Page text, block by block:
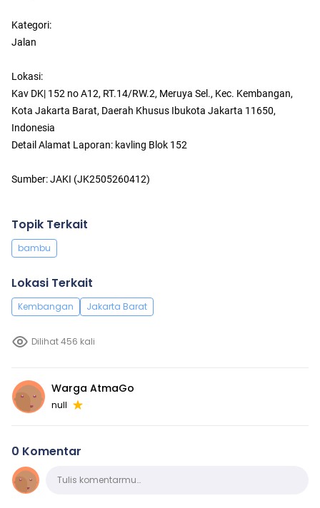
Kategori:
Jalan
Lokasi:
Kav DK| 152 no A12, RT.14/RW.2, Meruya Sel., Kec. Kembangan,
Kota Jakarta Barat, Daerah Khusus Ibukota Jakarta 11650,
Indonesia
Detail Alamat Laporan: kavling Blok 152
Sumber: JAKI (JK2505260412)
Topik Terkait
bambu
Lokasi Terkait
Kembangan Jakarta Barat
Dilihat 456 kali
Warga AtmaGo
null
0 Komentar
KomentarTulis komentarmu…